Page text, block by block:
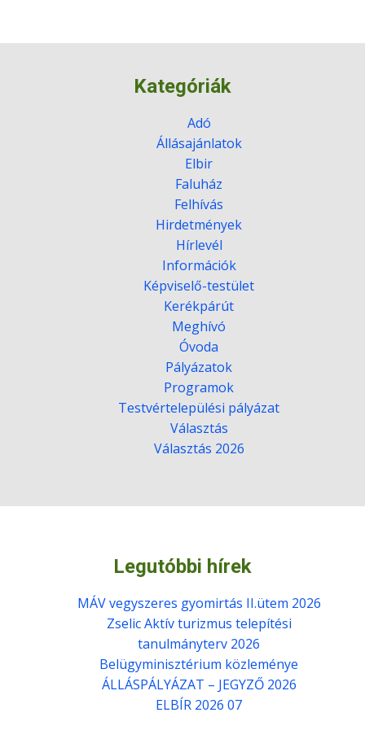
Kategóriák
Adó
Állásajánlatok
Elbir
Faluház
Felhívás
Hirdetmények
Hírlevél
Információk
Képviselő-testület
Kerékpárút
Meghívó
Óvoda
Pályázatok
Programok
Testvértelepülési pályázat
Választás
Választás 2026
Legutóbbi hírek
MÁV vegyszeres gyomirtás II.ütem 2026
Zselic Aktív turizmus telepítési
tanulmányterv 2026
Belügyminisztérium közleménye
ÁLLÁSPÁLYÁZAT – JEGYZŐ 2026
ELBÍR 2026 07